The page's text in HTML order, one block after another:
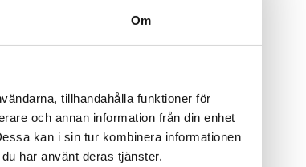
Om
tillhandahålla funktioner för
och annan information från din enhet
kan i sin tur kombinera informationen
har använt deras tjänster.